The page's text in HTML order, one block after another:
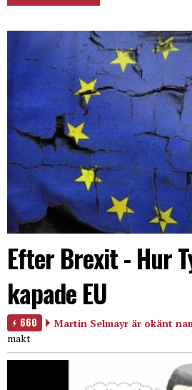
Efter Brexit - Hur
kapade EU
660 Martin Selmayr är okänt
makt